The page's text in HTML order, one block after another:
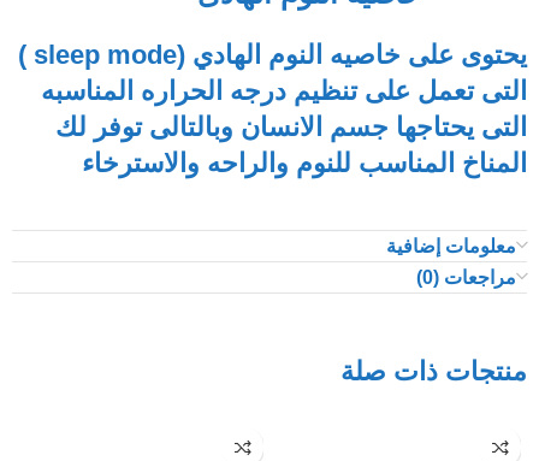
يحتوى على خاصيه النوم الهادي (sleep mode )
التى تعمل على تنظيم درجه الحراره المناسبه
التى يحتاجها جسم الانسان وبالتالى توفر لك
المناخ المناسب للنوم والراحه والاسترخاء
معلومات إضافية
مراجعات (0)
منتجات ذات صلة